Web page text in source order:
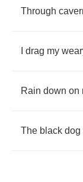
Through
drag my
Rain down on
The black dog